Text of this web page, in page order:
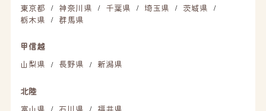
東京都
/ 神奈川県 / 千葉県 / 埼玉県 / 茨城県 /
栃木県 / 群馬県
甲信越
山梨県
/ 長野県 / 新潟県
北陸
富山県
/ 石川県 / 福井県